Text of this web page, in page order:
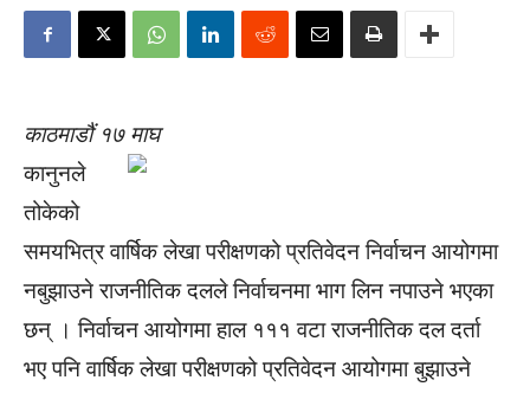
काठमाडौं १७ माघ
कानुनले
तोकेको
समयभित्र वार्षिक लेखा परीक्षणको प्रतिवेदन निर्वाचन आयोगमा
नबुझाउने राजनीतिक दलले निर्वाचनमा भाग लिन नपाउने भएका
छन् । निर्वाचन आयोगमा हाल १११ वटा राजनीतिक दल दर्ता
भए पनि वार्षिक लेखा परीक्षणको प्रतिवेदन आयोगमा बुझाउने